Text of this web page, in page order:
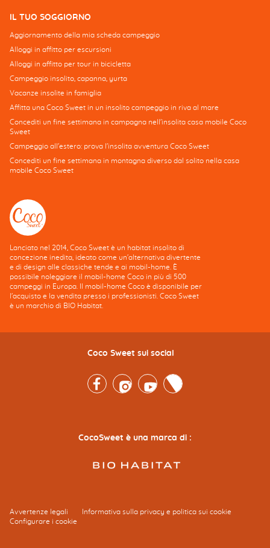
IL TUO SOGGIORNO
Aggiornamento della mia scheda campeggio
Alloggi in affitto per escursioni
Alloggi in affitto per tour in bicicletta
Campeggio insolito, capanna, yurta
Vacanze insolite in famiglia
Affitta una Coco Sweet in un insolito campeggio in riva al mare
Concediti un fine settimana in campagna nell'insolita casa mobile Coco
Sweet
Campeggio all'estero: prova l'insolita avventura Coco Sweet
Concediti un fine settimana in montagna diverso dal solito nella casa
mobile Coco Sweet
Lanciato nel 2014, Coco Sweet è un habitat insolito di
concezione inedita, ideato come un'alternativa divertente
e di design alle classiche tende e ai mobil-home. È
possibile noleggiare il mobil-home Coco in più di 500
campeggi in Europa. Il mobil-home Coco è disponibile per
l'acquisto e la vendita presso i professionisti. Coco Sweet
è un marchio di BIO Habitat.
Coco Sweet sui social
FacebookInstagramYoutubeTwitter
CocoSweet è una marca di :
Avvertenze legali
Informativa sulla privacy e politica sui cookie
Configurare i cookie